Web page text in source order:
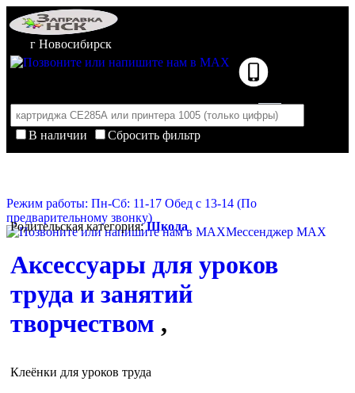
г Новосибирск
В наличии
Сбросить фильтр
Корзина пуста
Режим работы: Пн-Сб: 11-17 Обед с 13-14 (По
предварительному звонку)
Мессенджер MAX
Родительская категория:Школа
Аксессуары для уроков
труда и занятий
творчеством ,
Клеёнки для уроков труда